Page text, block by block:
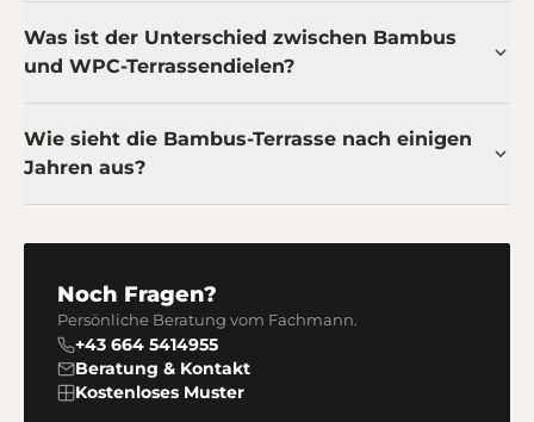
Was ist der Unterschied zwischen Bambus
und WPC-Terrassendielen?
Wie sieht die Bambus-Terrasse nach einigen
Jahren aus?
Noch Fragen?
Persönliche Beratung vom Fachmann.
+43 664 5414955
Beratung & Kontakt
Kostenloses Muster